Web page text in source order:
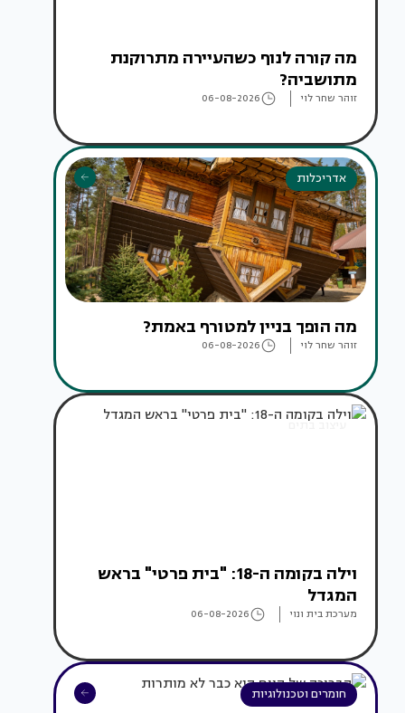
מה קורה לנוף כשהעיירה מתרוקנת
מתושביה?
זוהר שחר לוי 06-08-2026
אדריכלות
מה הופך בניין למטורף באמת?
זוהר שחר לוי 06-08-2026
עיצוב בתים
וילה בקומה ה-18: "בית פרטי" בראש
המגדל
מערכת בית ונוי 06-08-2026
חומרים וטכנולוגיות